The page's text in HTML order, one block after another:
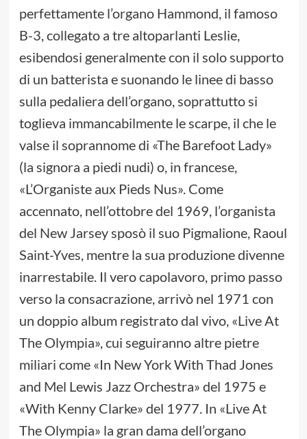
perfettamente l’organo Hammond, il famoso
B-3, collegato a tre altoparlanti Leslie,
esibendosi generalmente con il solo supporto
di un batterista e suonando le linee di basso
sulla pedaliera dell’organo, soprattutto si
toglieva immancabilmente le scarpe, il che le
valse il soprannome di «The Barefoot Lady»
(la signora a piedi nudi) o, in francese,
«L’Organiste aux Pieds Nus». Come
accennato, nell’ottobre del 1969, l’organista
del New Jarsey sposò il suo Pigmalione, Raoul
Saint-Yves, mentre la sua produzione divenne
inarrestabile. Il vero capolavoro, primo passo
verso la consacrazione, arrivò nel 1971 con
un doppio album registrato dal vivo, «Live At
The Olympia», cui seguiranno altre pietre
miliari come «In New York With Thad Jones
and Mel Lewis Jazz Orchestra» del 1975 e
«With Kenny Clarke» del 1977. In «Live At
The Olympia» la gran dama dell’organo